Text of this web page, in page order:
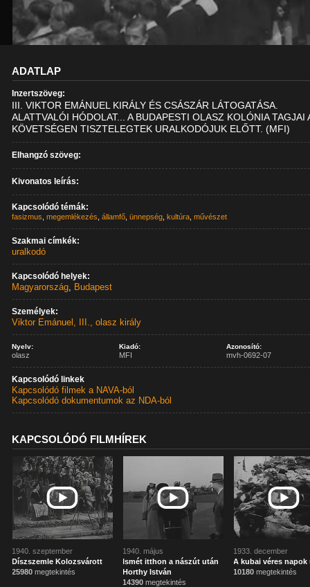
ADATLAP
Inzertszöveg:
III. VIKTOR EMÁNUEL KIRÁLY ÉS CSÁSZÁR LÁTOGATÁSA.
ALATTVALÓI HÓDOLAT... A BUDAPESTI OLASZ KOLÓNIA TAGJAI
KÖVETSÉGEN TISZTELEGTEK URALKODÓJUK ELŐTT. (MFI)
Elhangzó szöveg:
Kivonatos leírás:
Kapcsolódó témák:
fasizmus ,megemlékezés ,államfő ,ünnepség ,kultúra ,művészet
Szakmai címkék:
uralkodó
Kapcsolódó helyek:
Magyarország, Budapest
Személyek:
Viktor Emánuel, III., olasz király
Nyelv:
olasz
Kiadó:
MFI
Azonosító:
mvh-0692-07
Kapcsolódó linkek
Kapcsolódó filmek a NAVA-ból
Kapcsolódó dokumentumok az NDA-ból
KAPCSOLÓDÓ FILMHÍREK
1940. szeptember
Díszszemle Kolozsvárott
25980 megtekintés
1940. május
Ismét itthon a nászút után
Horthy István
14390 megtekintés
1933. december
A kubai véres napok
10180 megtekintés